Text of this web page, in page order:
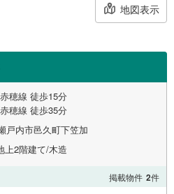
地図表示
穂線 徒歩15分
穂線 徒歩35分
戸内市邑久町下笠加
上2階建て/木造
掲載物件 2件